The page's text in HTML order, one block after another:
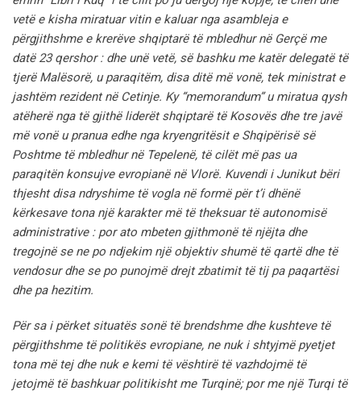
vetë e kisha miratuar vitin e kaluar nga asambleja e
përgjithshme e krerëve shqiptarë të mbledhur në Gerçë me
datë 23 qershor : dhe unë vetë, së bashku me katër delegatë të
tjerë Malësorë, u paraqitëm, disa ditë më vonë, tek ministrat e
jashtëm rezident në Cetinje. Ky “memorandum” u miratua qysh
atëherë nga të gjithë liderët shqiptarë të Kosovës dhe tre javë
më vonë u pranua edhe nga kryengritësit e Shqipërisë së
Poshtme të mbledhur në Tepelenë, të cilët më pas ua
paraqitën konsujve evropianë në Vlorë. Kuvendi i Junikut bëri
thjesht disa ndryshime të vogla në formë për t’i dhënë
kërkesave tona një karakter më të theksuar të autonomisë
administrative : por ato mbeten gjithmonë të njëjta dhe
tregojnë se ne po ndjekim një objektiv shumë të qartë dhe të
vendosur dhe se po punojmë drejt zbatimit të tij pa paqartësi
dhe pa hezitim.
Për sa i përket situatës sonë të brendshme dhe kushteve të
përgjithshme të politikës evropiane, ne nuk i shtyjmë pyetjet
tona më tej dhe nuk e kemi të vështirë të vazhdojmë të
jetojmë të bashkuar politikisht me Turqinë; por me një Turqi të